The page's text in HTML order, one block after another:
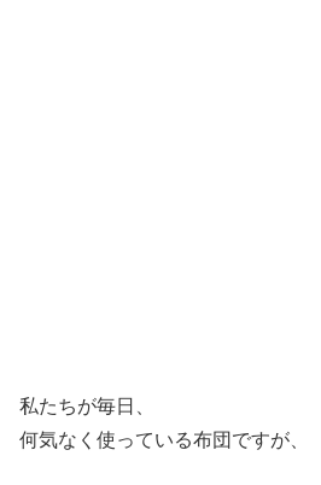
私たちが毎日、
何気なく使っている布団ですが、